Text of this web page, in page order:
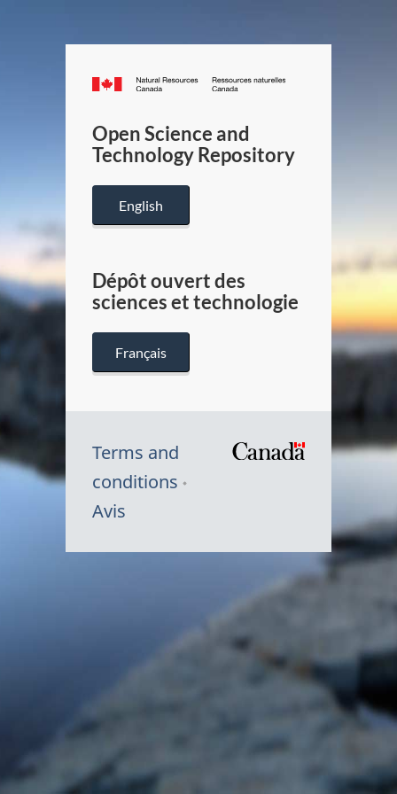
Canada.ca
/
Canada
Open Science and
Technology Repository
English
Dépôt ouvert des
sciences et technologie
Français
Terms and
conditions
Avis
du